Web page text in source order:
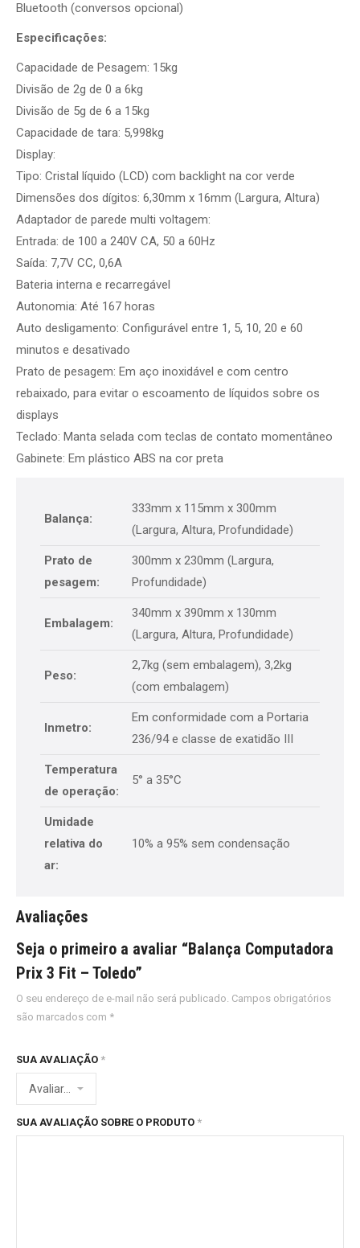
Bluetooth (conversos opcional)
Especificações:
Capacidade de Pesagem: 15kg
Divisão de 2g de 0 a 6kg
Divisão de 5g de 6 a 15kg
Capacidade de tara: 5,998kg
Display:
Tipo: Cristal líquido (LCD) com backlight na cor verde
Dimensões dos dígitos: 6,30mm x 16mm (Largura, Altura)
Adaptador de parede multi voltagem:
Entrada: de 100 a 240V CA, 50 a 60Hz
Saída: 7,7V CC, 0,6A
Bateria interna e recarregável
Autonomia: Até 167 horas
Auto desligamento: Configurável entre 1, 5, 10, 20 e 60
minutos e desativado
Prato de pesagem: Em aço inoxidável e com centro
rebaixado, para evitar o escoamento de líquidos sobre os
displays
Teclado: Manta selada com teclas de contato momentâneo
Gabinete: Em plástico ABS na cor preta
Balança:
333mm x 115mm x 300mm
(Largura, Altura, Profundidade)
Prato de
pesagem:
300mm x 230mm (Largura,
Profundidade)
Embalagem:
340mm x 390mm x 130mm
(Largura, Altura, Profundidade)
Peso:
2,7kg (sem embalagem), 3,2kg
(com embalagem)
Inmetro:
Em conformidade com a Portaria
236/94 e classe de exatidão III
Temperatura
de operação:
5° a 35°C
Umidade
relativa do
ar:
10% a 95% sem condensação
Avaliações
Seja o primeiro a avaliar “Balança Computadora
Prix 3 Fit – Toledo”
O seu endereço de e-mail não será publicado. Campos obrigatórios
são marcados com *
SUA AVALIAÇÃO *
SUA AVALIAÇÃO SOBRE O PRODUTO *